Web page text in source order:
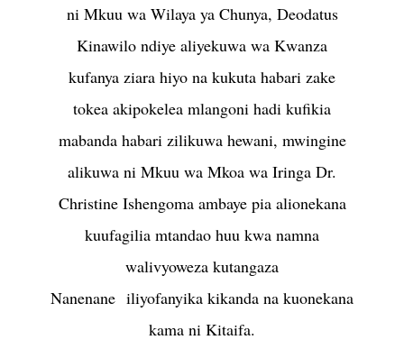
ni Mkuu wa Wilaya ya Chunya, Deodatus
Kinawilo ndiye aliyekuwa wa Kwanza
kufanya ziara hiyo na kukuta habari zake
tokea akipokelea mlangoni hadi kufikia
mabanda habari zilikuwa hewani, mwingine
alikuwa ni Mkuu wa Mkoa wa Iringa Dr.
Christine Ishengoma ambaye pia alionekana
kuufagilia mtandao huu kwa namna
walivyoweza kutangaza
Nanenane iliyofanyika kikanda na kuonekana
kama ni Kitaifa.